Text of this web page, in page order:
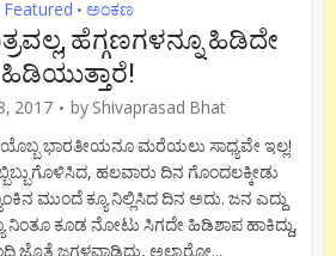
Featured • ಅಂಕಣ
ಹೆಗ್ಗಣಗಳನ್ನೂ ಹಿಡಿದೇ
ಹಿಡಿಯುತ್ತಾರೆ!
2017 by Shivaprasad Bhat
ಭಾರತೀಯನೂ ಮರೆಯಲು ಸಾಧ್ಯವೇ ಇಲ್ಲ!
ಹಲವಾರು ದಿನ ಗೊಂದಲಕ್ಕೀಡು
ಮುಂದೆ ಕ್ಯೂ ನಿಲ್ಲಿಸಿದ ದಿನ ಅದು. ಜನ ಎದ್ದು
ನಿಂತೂ ಕೂಡ ನೋಟು ಸಿಗದೇ ಹಿಡಿಶಾಪ ಹಾಕಿದ್ದು,
ಜೊತೆ ಜಗಳವಾಡಿದ್ದು, ಅಲ್ಯಾರೋ...